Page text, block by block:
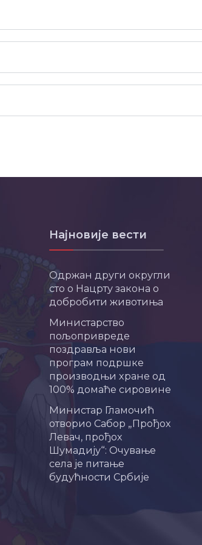
Најновије вести
Одржан други округли
сто о Нацрту закона о
добробити животиња
Министарство
пољопривреде
поздравља нови
програм подршке
производњи хране од
100% домаће сировине
Министар Гламочић
отворио Сабор „Прођох
Левач, прођох
Шумадију“: Очување
села је питање
будућности Србије